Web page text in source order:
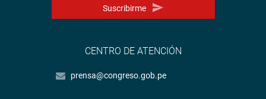
Suscribirme
CENTRO DE ATENCIÓN
prensa@congreso.gob.pe